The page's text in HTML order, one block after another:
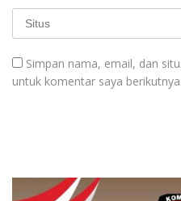
Simpan nama, email, dan
untuk komentar saya berikutnya.